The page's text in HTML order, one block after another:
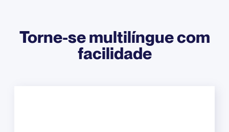
Torne-se multilíngue com
facilidade